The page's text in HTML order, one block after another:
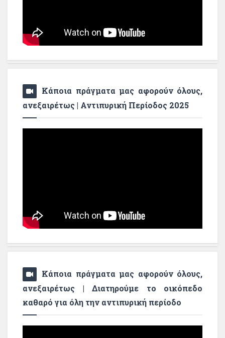
Κάποια πράγματα μας αφορούν όλους,
ανεξαιρέτως | Αντιπυρική Περίοδος 2025
Κάποια πράγματα μας αφορούν όλους,
ανεξαιρέτως | Διατηρούμε το οικόπεδο
καθαρό για όλη την αντιπυρική περίοδο